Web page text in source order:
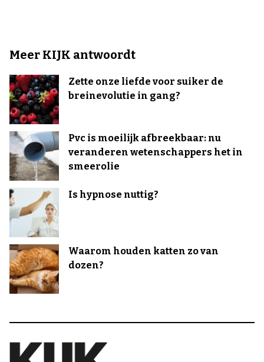
Meer KIJK antwoordt
Zette onze liefde voor suiker de
breinevolutie in gang?
Pvc is moeilijk afbreekbaar: nu
veranderen wetenschappers het in
smeerolie
Is hypnose nuttig?
Waarom houden katten zo van
dozen?